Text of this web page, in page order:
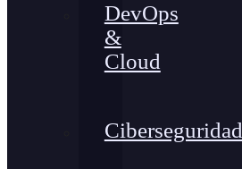
DevOps
&
Cloud
Ciberseguridad